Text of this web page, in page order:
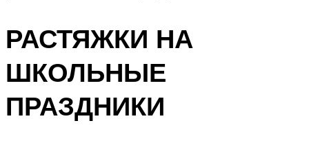
РАСТЯЖКИ НА
ШКОЛЬНЫЕ
ПРАЗДНИКИ